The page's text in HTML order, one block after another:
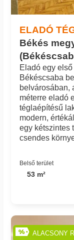
ELADÓ
Békés
Eladó egy
Békéscsaba
belvárosában,
méterre eladó
téglaépítésű
modern,
egy kétszintes
csendes
Belső terület
53 m²
ALACSONY